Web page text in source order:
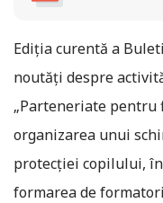
Ediția curentă a
noutăți despre
„Parteneriate pentru
organizarea unui
protecției copilului,
formarea de